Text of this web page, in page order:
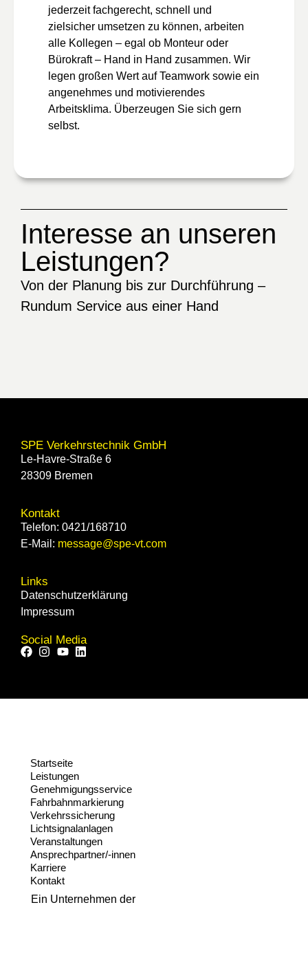
jederzeit fachgerecht, schnell und
zielsicher umsetzen zu können, arbeiten
alle Kollegen – egal ob Monteur oder
Bürokraft – Hand in Hand zusammen. Wir
legen großen Wert auf Teamwork sowie ein
angenehmes und motivierendes
Arbeitsklima. Überzeugen Sie sich gern
selbst.
Interesse an unseren
Leistungen?
Von der Planung bis zur Durchführung –
Rundum Service aus einer Hand
SPE Verkehrstechnik GmbH
Le-Havre-Straße 6
28309 Bremen
Kontakt
Telefon: 0421/168710
E-Mail: message@spe-vt.com
Links
Datenschutzerklärung
Impressum
Social Media
Startseite
Leistungen
Genehmigungsservice
Fahrbahnmarkierung
Verkehrssicherung
Lichtsignalanlagen
Veranstaltungen
Ansprechpartner/-innen
Karriere
Kontakt
Ein Unternehmen der